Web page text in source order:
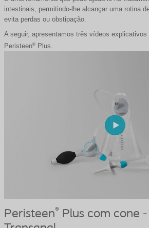
intestinais, permitindo-lhe alcançar uma rotina
evita perdas ou obstipação.
A seguir, apresentamos três vídeos
Peristeen® Plus.
Peristeen® Plus com cone